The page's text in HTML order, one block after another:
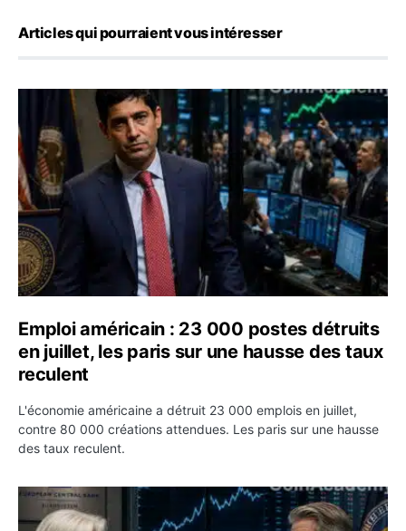
Articles qui pourraient vous intéresser
Emploi américain : 23 000 postes détruits en juillet, les
Emploi américain : 23 000 postes détruits
en juillet, les paris sur une hausse des taux
reculent
L'économie américaine a détruit 23 000 emplois en juillet,
contre 80 000 créations attendues. Les paris sur une hausse
des taux reculent.
Yen : Washington a vendu des euros sans prévenir la